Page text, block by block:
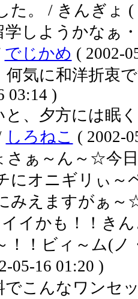
た。 / きんぎょ (
学しようかなぁ
でじかめ ( 2002-
何気に和洋折衷
03:14 )
と、夕方には眠
しろねこ ( 2002-
さぁ～ん～☆今
にオニギリぃ
みえますがぁ
イイかも！！き
～！！ビィ～
05-16 01:20 )
こんなワンセ